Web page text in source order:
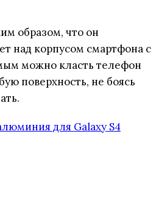
образом, что он
над корпусом смартфона с
можно класть телефон
поверхность, не боясь